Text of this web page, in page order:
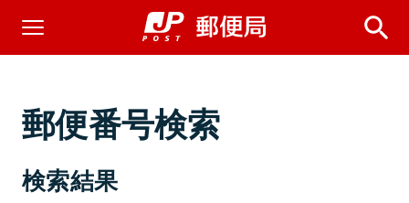
郵便番号検索
検索結果